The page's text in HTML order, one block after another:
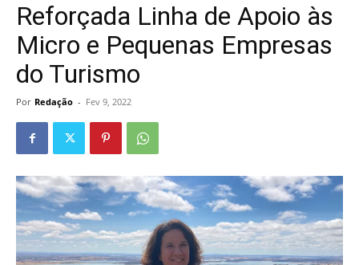
Reforçada Linha de Apoio às
Micro e Pequenas Empresas
do Turismo
Por Redação - Fev 9, 2022